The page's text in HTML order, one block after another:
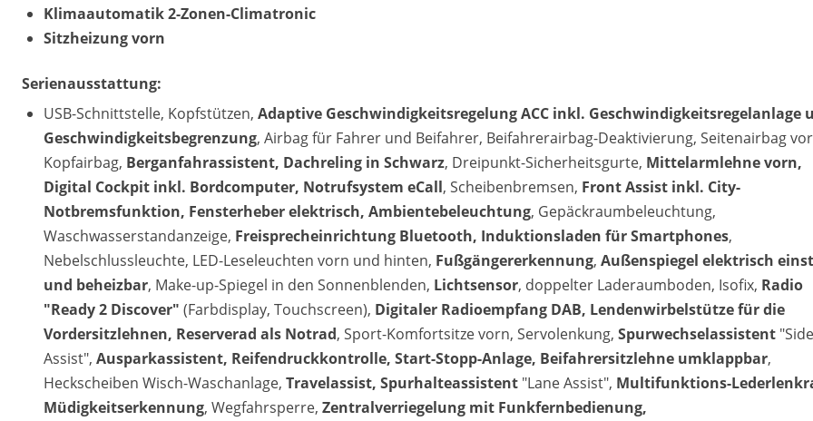
Klimaautomatik 2-Zonen-Climatronic
Sitzheizung vorn
Serienausstattung:
USB-Schnittstelle, Kopfstützen, Adaptive Geschwindigkeitsregelung ACC inkl. Geschwindigkeitsregelanlage
Geschwindigkeitsbegrenzung, Airbag für Fahrer und Beifahrer, Beifahrerairbag-Deaktivierung, Seitenairbag
Kopfairbag, Berganfahrassistent, Dachreling in Schwarz, Dreipunkt-Sicherheitsgurte, Mittelarmlehne vorn,
Digital Cockpit inkl. Bordcomputer, Notrufsystem eCall, Scheibenbremsen, Front Assist inkl. City-
Notbremsfunktion, Fensterheber elektrisch, Ambientebeleuchtung, Gepäckraumbeleuchtung,
Waschwasserstandanzeige, Freisprecheinrichtung Bluetooth, Induktionsladen für Smartphones,
Nebelschlussleuchte, LED-Leseleuchten vorn und hinten, Fußgängererkennung, Außenspiegel elektrisch
und beheizbar, Make-up-Spiegel in den Sonnenblenden, Lichtsensor, doppelter Laderaumboden, Isofix, Radio
"Ready 2 Discover" (Farbdisplay, Touchscreen), Digitaler Radioempfang DAB, Lendenwirbelstütze für die
Vordersitzlehnen, Reserverad als Notrad, Sport-Komfortsitze vorn, Servolenkung, Spurwechselassistent "Side
Assist", Ausparkassistent, Reifendruckkontrolle, Start-Stopp-Anlage, Beifahrersitzlehne umklappbar,
Heckscheiben Wisch-Waschanlage, Travelassist, Spurhalteassistent "Lane Assist", Multifunktions-
Müdigkeitserkennung, Wegfahrsperre, Zentralverriegelung mit Funkfernbedienung,